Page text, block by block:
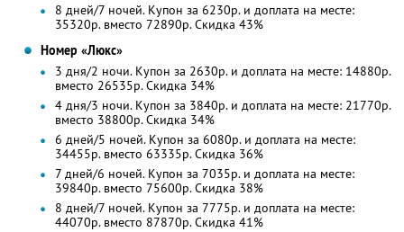
8 дней/7 ночей. Купон за 6230р. и доплата на месте:
35320р. вместо 72890р. Скидка 43%
Номер «Люкс»
3 дня/2 ночи. Купон за 2630р. и доплата на месте: 14880р.
вместо 26535р. Скидка 34%
4 дня/3 ночи. Купон за 3840р. и доплата на месте: 21770р.
вместо 38800р. Скидка 34%
6 дней/5 ночей. Купон за 6080р. и доплата на месте:
34455р. вместо 63335р. Скидка 36%
7 дней/6 ночей. Купон за 7035р. и доплата на месте:
39840р. вместо 75600р. Скидка 38%
8 дней/7 ночей. Купон за 7775р. и доплата на месте:
44070р. вместо 87870р. Скидка 41%